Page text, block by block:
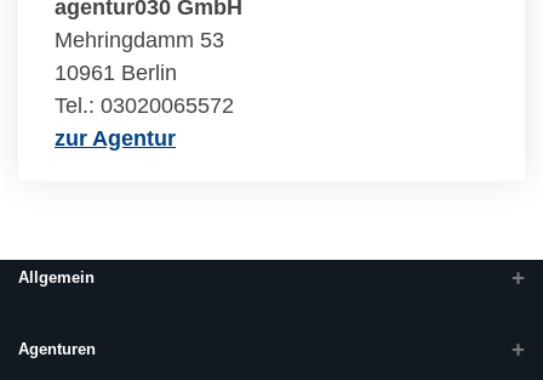
agentur030 GmbH
Mehringdamm 53
10961 Berlin
Tel.: 03020065572
zur Agentur
Allgemein
Agenturen